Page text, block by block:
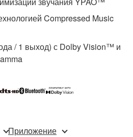
Compressed Music
/ 1 выход) с Dolby Vision™ и
Приложение